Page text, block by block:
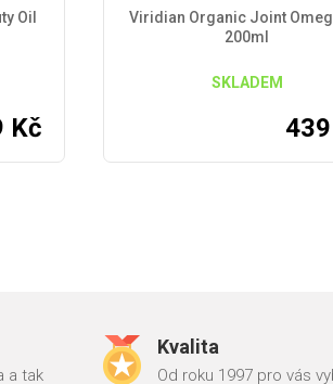
Oil
Kč
Viridian Organic Joint
200ml
SKLADEM
439
a tak
Kvalita
Od roku 1997 pro vás